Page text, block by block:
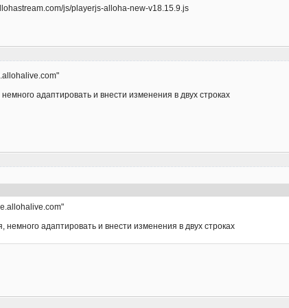
js/playerjs-alloha-new-v18.15.9.js
адаптировать и внести изменения в двух строках
немного адаптировать и внести изменения в двух строках